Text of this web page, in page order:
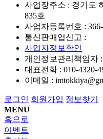
사업장주소 : 경기도
835호
사업자등록번호 :
통신판매업신고 :
사업자정보확인
개인정보관리책임자
대표전화 : 010-4320-
이메일 :
로그인 회원가입 정보찾기
MENU
홈으로
이벤트